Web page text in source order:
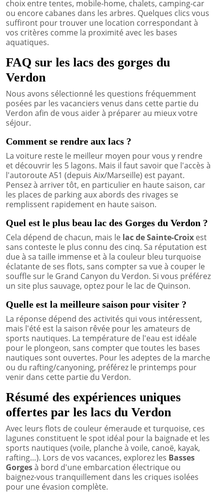
choix entre tentes, mobile-home, chalets, camping-car
ou encore cabanes dans les arbres. Quelques clics vous
suffiront pour trouver une location correspondant à
vos critères comme la proximité avec les bases
aquatiques.
FAQ sur les lacs des gorges du
Verdon
Nous avons sélectionné les questions fréquemment
posées par les vacanciers venus dans cette partie du
Verdon afin de vous aider à préparer au mieux votre
séjour.
Comment se rendre aux lacs ?
La voiture reste le meilleur moyen pour vous y rendre
et découvrir les 5 lagons. Mais il faut savoir que l'accès à
l'autoroute A51 (depuis Aix/Marseille) est payant.
Pensez à arriver tôt, en particulier en haute saison, car
les places de parking aux abords des rivages se
remplissent rapidement en haute saison.
Quel est le plus beau lac des Gorges du Verdon ?
Cela dépend de chacun, mais le lac de Sainte-Croix est
sans conteste le plus connu des cinq. Sa réputation est
due à sa taille immense et à la couleur bleu turquoise
éclatante de ses flots, sans compter sa vue à couper le
souffle sur le Grand Canyon du Verdon. Si vous préférez
un site plus sauvage, optez pour le lac de Quinson.
Quelle est la meilleure saison pour visiter ?
La réponse dépend des activités qui vous intéressent,
mais l'été est la saison rêvée pour les amateurs de
sports nautiques. La température de l'eau est idéale
pour le plongeon, sans compter que toutes les bases
nautiques sont ouvertes. Pour les adeptes de la marche
ou du rafting/canyoning, préférez le printemps pour
venir dans cette partie du Verdon.
Résumé des expériences uniques
offertes par les lacs du Verdon
Avec leurs flots de couleur émeraude et turquoise, ces
lagunes constituent le spot idéal pour la baignade et les
sports nautiques (voile, planche à voile, canoë, kayak,
rafting…). Lors de vos vacances, explorez les Basses
Gorgesà bord d'une embarcation électrique ou
baignez-vous tranquillement dans les criques isolées
pour une évasion complète.